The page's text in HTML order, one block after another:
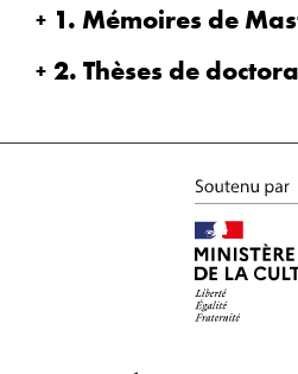
1. Mémoires de
2. Thèses de